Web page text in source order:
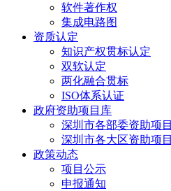
软件著作权
集成电路图
资质认定
知识产权贯标认定
双软认定
两化融合贯标
ISO体系认证
政府资助项目库
深圳市各部委资助项目
深圳市各大区资助项目
政策动态
项目公示
申报通知